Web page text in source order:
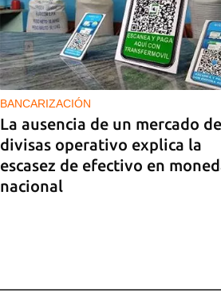
BANCARIZACIÓN
La ausencia de un mercado de
divisas operativo explica la
escasez de efectivo en
nacional